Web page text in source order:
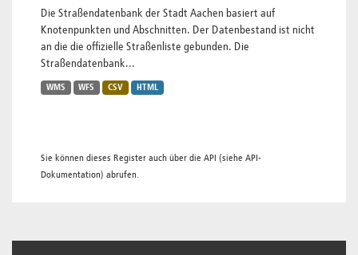
Die Straßendatenbank der Stadt Aachen basiert auf
Knotenpunkten und Abschnitten. Der Datenbestand ist nicht
an die die offizielle Straßenliste gebunden. Die
Straßendatenbank...
WMS WFS CSV HTML
Sie können dieses Register auch über die API (siehe API-
Dokumentation) abrufen.